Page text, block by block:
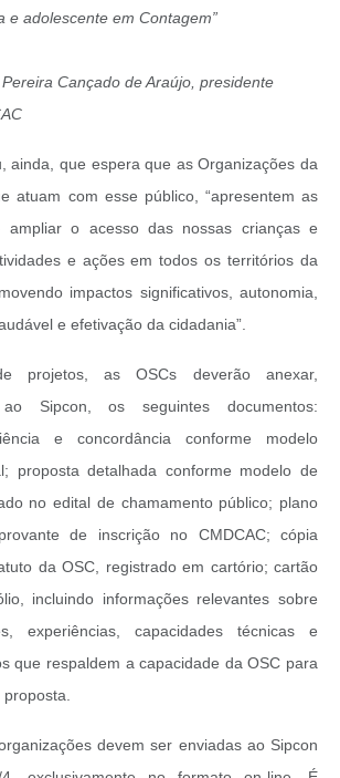
e adolescente em Contagem”
Cançado de Araújo, presidente
ainda, que espera que as Organizações da
atuam com esse público, “apresentem as
ampliar o acesso das nossas crianças e
e ações em todos os territórios da
impactos significativos, autonomia,
e efetivação da cidadania”.
projetos, as OSCs deverão anexar,
ao Sipcon, os seguintes documentos:
e concordância conforme modelo
proposta detalhada conforme modelo de
no edital de chamamento público; plano
de inscrição no CMDCAC; cópia
da OSC, registrado em cartório; cartão
incluindo informações relevantes sobre
experiências, capacidades técnicas e
que respaldem a capacidade da OSC para
devem ser enviadas ao Sipcon